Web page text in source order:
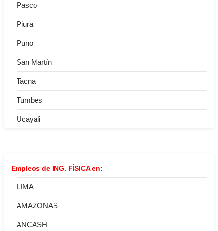
Pasco
Piura
Puno
San Martín
Tacna
Tumbes
Ucayali
Empleos de ING. FÍSICA en:
LIMA
AMAZONAS
ANCASH